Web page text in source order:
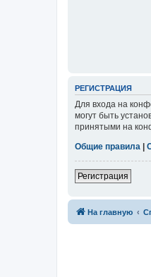
РЕГИСТРАЦИЯ
Для входа на
могут быть
принятыми на
Общие правила
Регистрация
На главную